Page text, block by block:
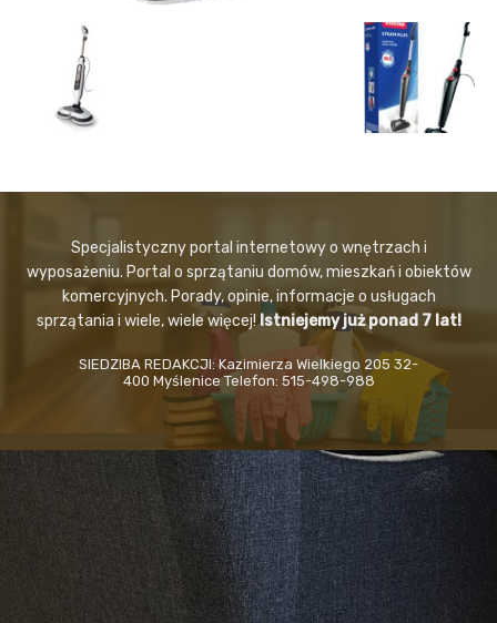
Specjalistyczny portal internetowy o wnętrzach i
wyposażeniu. Portal o sprzątaniu domów, mieszkań i obiektów
komercyjnych. Porady, opinie, informacje o usługach
sprzątania i wiele, wiele więcej!Istniejemy już ponad 7 lat!
SIEDZIBA REDAKCJI: Kazimierza Wielkiego 205 32-
400 Myślenice Telefon: 515-498-988